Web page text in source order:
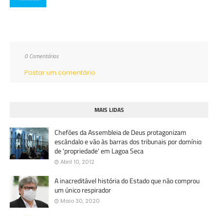
0 Comentários
Postar um comentário
MAIS LIDAS
Chefões da Assembleia de Deus protagonizam
escândalo e vão às barras dos tribunais por domínio
de 'propriedade' em Lagoa Seca
Abril 10, 2012
A inacreditável história do Estado que não comprou
um único respirador
Maio 30, 2020